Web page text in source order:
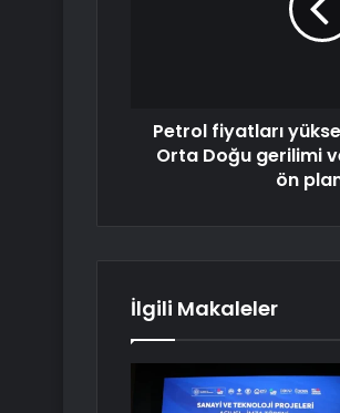
Petrol fiyatları
Orta Doğu gerilimi
ön
İlgili Makaleler